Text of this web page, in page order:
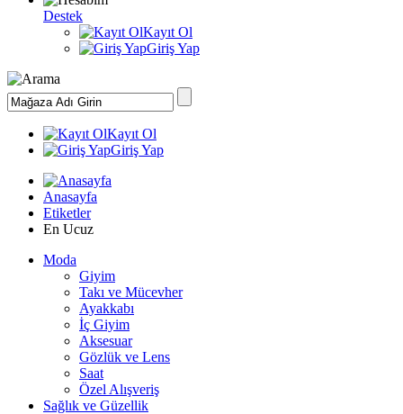
Destek
Kayıt Ol
Giriş Yap
Kayıt Ol
Giriş Yap
Anasayfa
Etiketler
En Ucuz
Moda
Giyim
Takı ve Mücevher
Ayakkabı
İç Giyim
Aksesuar
Gözlük ve Lens
Saat
Özel Alışveriş
Sağlık ve Güzellik